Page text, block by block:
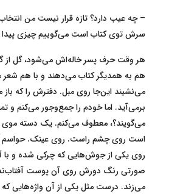
– چه عیب دارد؟ تازه قرار نیست من
سرش توی کتاب است می‌گوییم چیزی پیدا
هر وقت حرف پسر خاله‌اش می‌شود، گل
هم به همدیگر کتاب می‌دهند و با هم شعر
می‌نشیند این‌جا روی مبل. دفترش را که باز
برمی‌آید. اما خودم را جمع‌وجور می‌کنم و
می‌گویند؟، معطوف می‌کنم. یک دسته موی
است روی چشم راست. روی عینک. حواسم
روی یکی از جوش‌هایی که چرکی شده و
صورتی رنگ دورش روی آن پوست
می‌زند. درست مثل یکی از آن واژه‌هایی که